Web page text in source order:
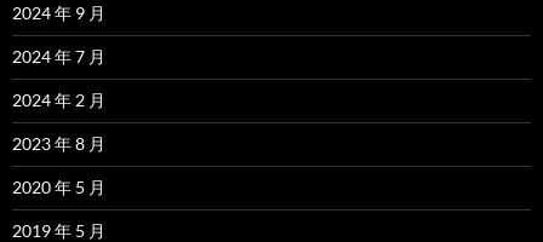
2024 年 9 月
2024 年 7 月
2024 年 2 月
2023 年 8 月
2020 年 5 月
2019 年 5 月